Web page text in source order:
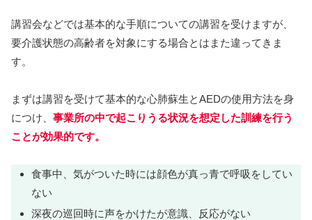
講習会などでは基本的な手順についての講習を受けますが、
要介護状態の高齢者を対象にする場合とはまた違ってきま
す。
まずは講習を受けて基本的な心肺蘇生とAEDの使用方法を身
につけ、 事業所の中で起こりうる状況を想定した訓練を行う
ことが効果的です。
食事中、気がついた時には顔色が真っ青で呼吸をしてい
ない
深夜の巡回時に声をかけたが意識、反応がない